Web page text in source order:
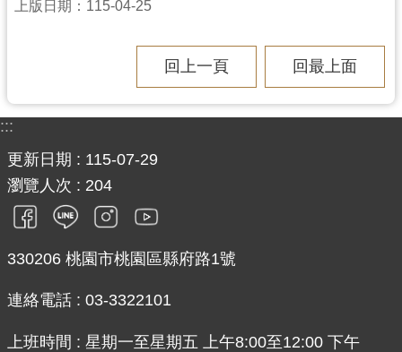
上版日期：115-04-25
回上一頁 回最上面
:::
更新日期
115-07-29
瀏覽人次
204
330206 桃園市桃園區縣府路1號
連絡電話 : 03-3322101
上班時間 : 星期一至星期五 上午8:00至12:00 下午